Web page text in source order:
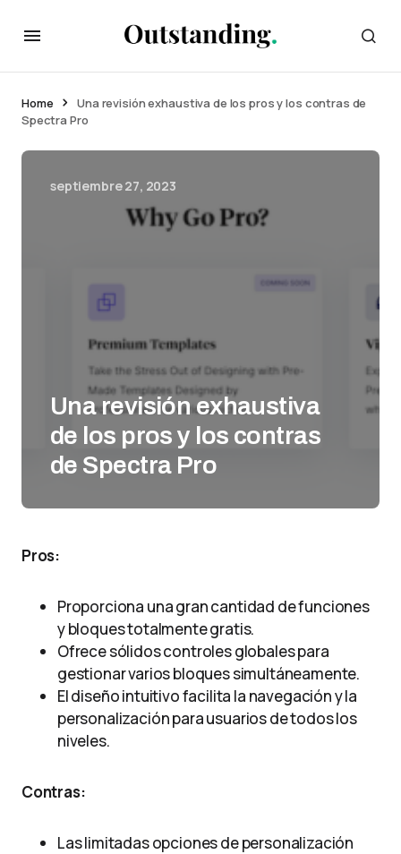
Home
Una revisión exhaustiva de los pros y los contras de
Spectra Pro
septiembre 27, 2023
Una revisión exhaustiva
de los pros y los contras
de Spectra Pro
Pros:
Proporciona una gran cantidad de funciones
y bloques totalmente gratis.
Ofrece sólidos controles globales para
gestionar varios bloques simultáneamente.
El diseño intuitivo facilita la navegación y la
personalización para usuarios de todos los
niveles.
Contras:
Las limitadas opciones de personalización